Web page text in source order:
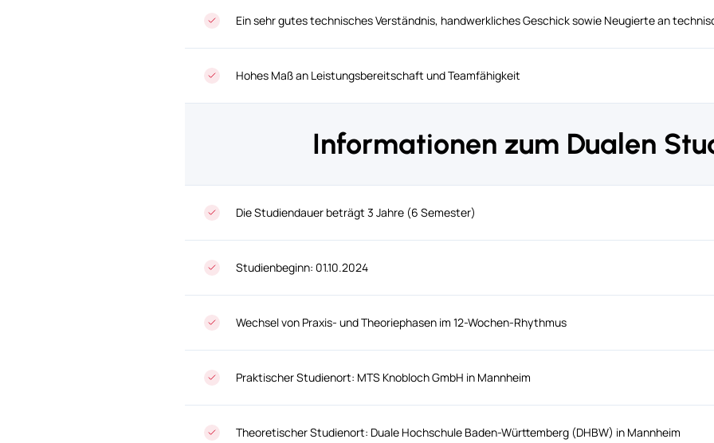
Ein sehr gutes technisches Verständnis, handwerkliches Geschick sowie Neugierte an
Hohes Maß an Leistungsbereitschaft und Teamfähigkeit
Informationen zum Dualen
Die Studiendauer beträgt 3 Jahre (6 Semester)
Studienbeginn: 01.10.2024
Wechsel von Praxis- und Theoriephasen im 12-Wochen-Rhythmus
Praktischer Studienort: MTS Knobloch GmbH in Mannheim
Theoretischer Studienort: Duale Hochschule Baden-Württemberg (DHBW) in Mannheim